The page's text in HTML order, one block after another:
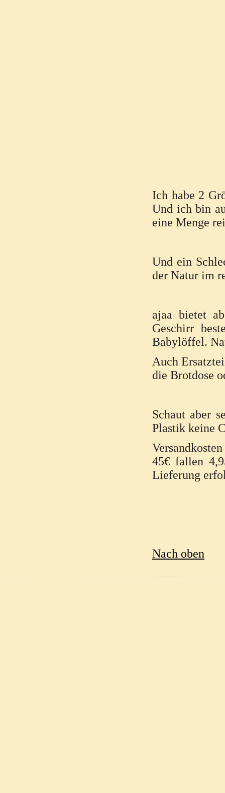
Ich habe 2
Und ich bin
eine Menge
Und ein
der Natur im
ajaa bietet
Geschirr
Babylöffel.
Auch
die Brotdose
Schaut aber
Plastik keine
45€ fallen
Lieferung
Nach oben